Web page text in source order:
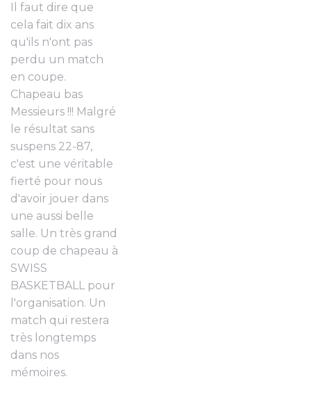
Il faut dire que
cela fait dix ans
qu'ils n'ont pas
perdu un match
en coupe.
Chapeau bas
Messieurs !!! Malgré
le résultat sans
suspens 22-87,
c'est une véritable
fierté pour nous
d'avoir jouer dans
une aussi belle
salle. Un très grand
coup de chapeau à
SWISS
BASKETBALL pour
l'organisation. Un
match qui restera
très longtemps
dans nos
mémoires.